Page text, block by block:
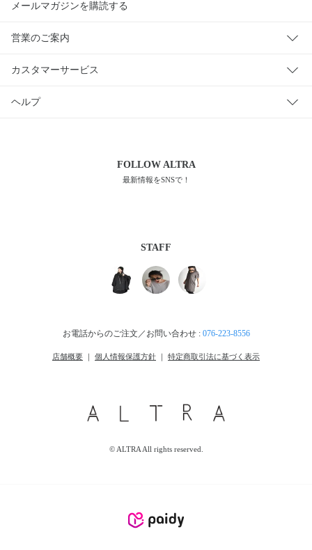
メールマガジンを購読する
営業のご案内
カスタマーサービス
ヘルプ
FOLLOWALTRA
最新情報をSNSで！
STAFF
お電話からのご注文／お問い合わせ : 076-223-8556
店舗概要 個人情報保護方針 特定商取引法に基づく表示
© ALTRA All rights reserved.